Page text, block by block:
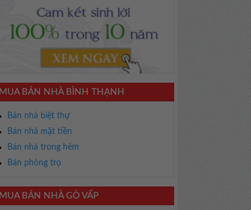
MUA BÁN NHÀ BÌNH THẠNH
Bán nhà biệt thự
Bán nhà mặt tiền
Bán nhà trong hẻm
Bán phòng trọ
MUA BÁN NHÀ GÒ VẤP